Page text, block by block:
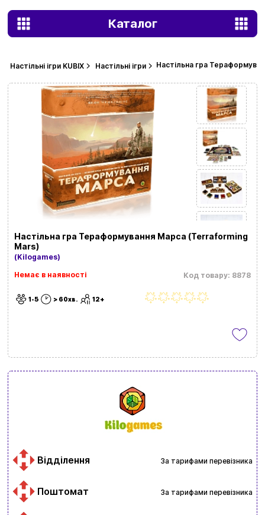
Каталог
Настільні ігри KUBIX Настільні ігри Настільна гра
Настільна гра Тераформування Марса (Terraforming
Mars)
(Kilogames)
Код товару: 8878
Немає в наявності
1-5 > 60хв. 12+
Відділення За тарифами перевізника
Поштомат За тарифами перевізника